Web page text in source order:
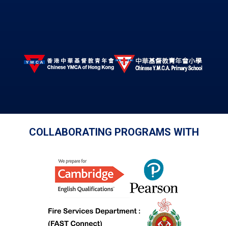
COLLABORATING PROGRAMS WITH